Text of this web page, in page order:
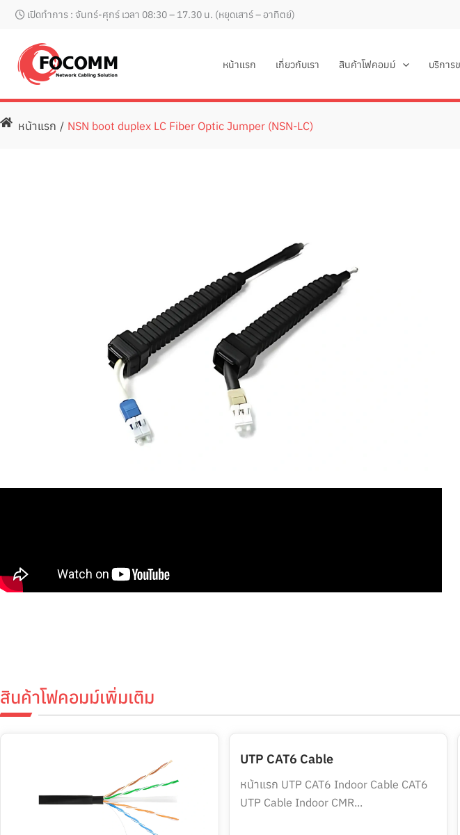
Skip
content
เปิดทำการ : จันทร์-ศุกร์ เวลา 08:30 – 17.30 น. (หยุดเสาร์ – อาทิตย์)
หน้าแรก เกี่ยวกับเรา สินค้าโฟคอมม์ บริการ
หน้าแรก / NSN boot duplex LC Fiber Optic Jumper (NSN-LC)
สินค้าโฟคอมม์เพิ่มเติม
UTP CAT6 Cable
หน้าแรก UTP CAT6 Indoor Cable CAT6
UTP Cable Indoor CMR...